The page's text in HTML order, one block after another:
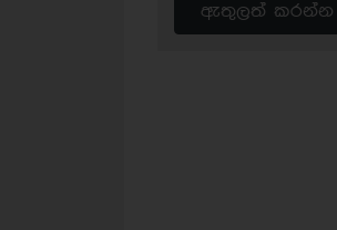
ඇතුලත් කරන්න